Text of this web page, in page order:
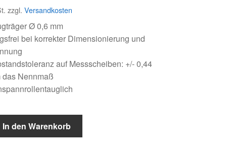
€
Preis
ist:
31,39 €.
zzgl. Versandkosten
Ø 0,6 mm
bei korrekter Dimensionierung und
auf Messscheiben: +/- 0,44
das Nennmaß
In den Warenkorb